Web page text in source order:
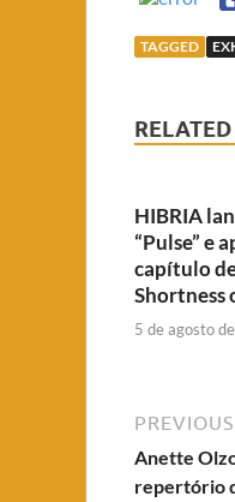
TAGGED
HIBRIA
“Pulse” e
capítulo
Shortness
5 de agosto
Anette
repertório